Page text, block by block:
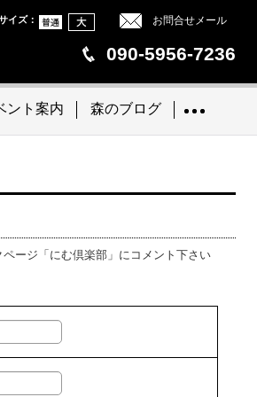
お問合せメール
イズ：
090-5956-7236
ント案内 森のブログ
ージ「にむ倶楽部」にコメント下さい